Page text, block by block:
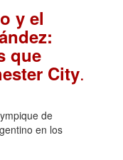
y el
que
City.
de
en los